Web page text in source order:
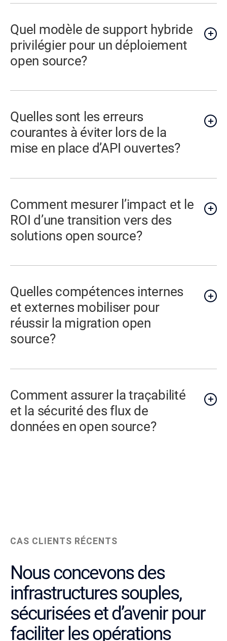
Quel modèle de support hybride
privilégier pour un déploiement
open source?
Quelles sont les erreurs
courantes à éviter lors de la
mise en place d’API ouvertes?
Comment mesurer l’impact et le
ROI d’une transition vers des
solutions open source?
Quelles compétences internes
et externes mobiliser pour
réussir la migration open
source?
Comment assurer la traçabilité
et la sécurité des flux de
données en open source?
CAS CLIENTS RÉCENTS
Nous concevons des
infrastructures souples,
sécurisées et d’avenir pour
faciliter les opérations